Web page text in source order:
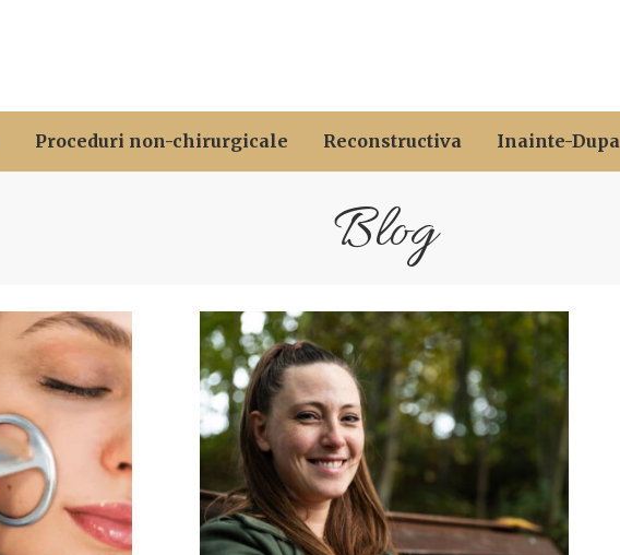
Proceduri non-chirurgicale Reconstructiva Inainte-Dupa
Blog